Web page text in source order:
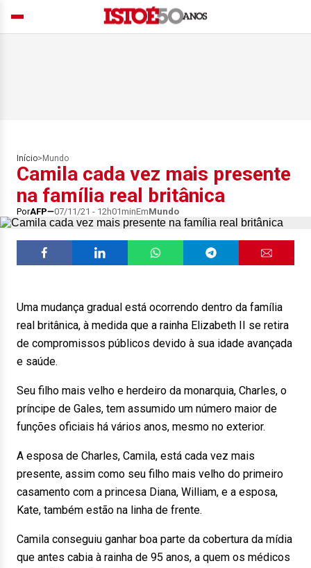
Início> Mundo
Camila cada vez mais presente
na família real britânica
PorAFP 07/11/21 - 12h01minEmMundo
Uma mudança gradual está ocorrendo dentro da família
real britânica, à medida que a rainha Elizabeth II se retira
de compromissos públicos devido à sua idade avançada
e saúde.
Seu filho mais velho e herdeiro da monarquia, Charles, o
príncipe de Gales, tem assumido um número maior de
funções oficiais há vários anos, mesmo no exterior.
A esposa de Charles, Camila, está cada vez mais
presente, assim como seu filho mais velho do primeiro
casamento com a princesa Diana, William, e a esposa,
Kate, também estão na linha de frente.
Camila conseguiu ganhar boa parte da cobertura da mídia
que antes cabia à rainha de 95 anos, a quem os médicos